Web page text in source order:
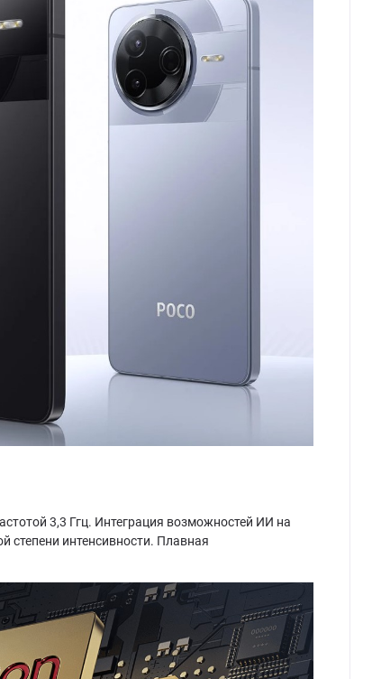
3,3 Ггц. Интеграция возможностей ИИ на
степени интенсивности. Плавная